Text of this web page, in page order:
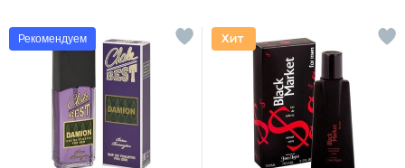
Рекомендуем